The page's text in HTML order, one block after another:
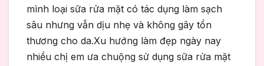
mình loại sữa rửa mặt có tác dụng làm sạch
sâu nhưng vẫn dịu nhẹ và không gây tổn
thương cho da.Xu hướng làm đẹp ngày nay
nhiều chị em ưa chuộng sử dụng sữa rửa mặt